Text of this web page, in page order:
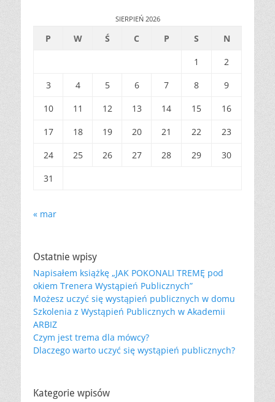
SIERPIEŃ 2026
P W Ś C P S
N
1
2
3
4 5 6 7 8
9
10
11 12 13 14 15
16
17
18 19 20 21 22
23
24
25 26 27 28 29
30
31
« mar
Ostatnie wpisy
Napisałem książkę „JAK POKONALI TREMĘ pod
okiem Trenera Wystąpień Publicznych”
Możesz uczyć się wystąpień publicznych w domu
Szkolenia z Wystąpień Publicznych w Akademii
ARBIZ
Czym jest trema dla mówcy?
Dlaczego warto uczyć się wystąpień publicznych?
Kategorie wpisów